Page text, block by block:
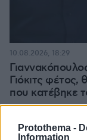
Protothema -
Information
Γιόκιτς
που κατέβηκε
10.08.2026, 18:29